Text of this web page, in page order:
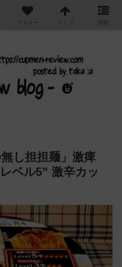
アレンジするブログ
し担担麺」激痺
ベル5” 激辛カッ
フォロー トップ 情報